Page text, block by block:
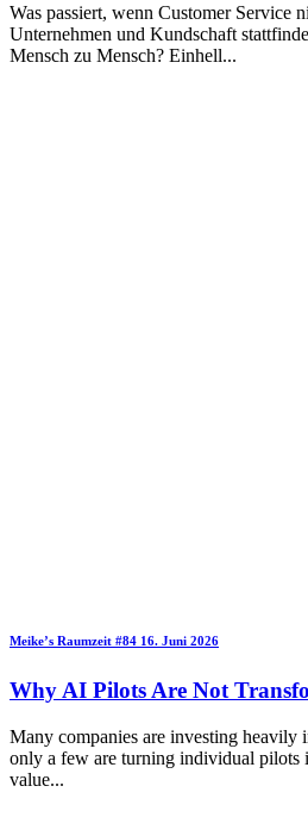
Was passiert, wenn Customer Service
Unternehmen und Kundschaft
Mensch zu Mensch? Einhell...
Meike’s Raumzeit #84 16. Juni 2026
Why AI Pilots Are Not
Many companies are investing heavily
only a few are turning individual pilots
value...